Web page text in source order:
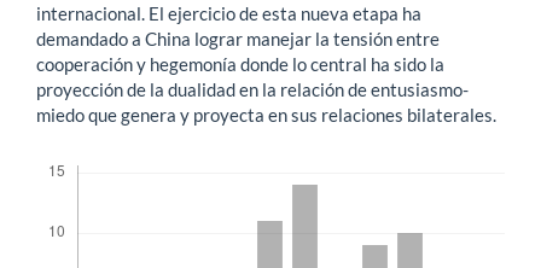
internacional. El ejercicio de esta nueva etapa ha
demandado a China lograr manejar la tensión entre
cooperación y hegemonía donde lo central ha sido la
proyección de la dualidad en la relación de entusiasmo-
miedo que genera y proyecta en sus relaciones bilaterales.